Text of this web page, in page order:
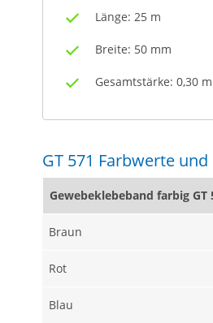
Länge: 25 m
Breite: 50 mm
Gesamtstärke: 0,30
GT 571 Farbwerte
Gewebeklebeband farbig GT
Braun
Rot
Blau